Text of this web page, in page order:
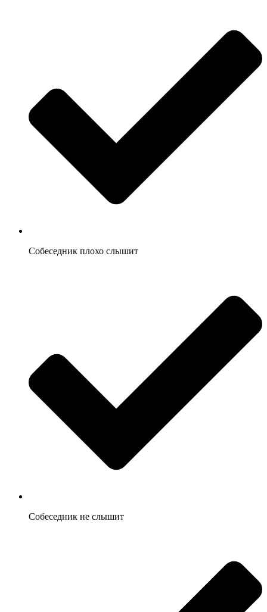
Собеседник плохо слышит
Собеседник не слышит